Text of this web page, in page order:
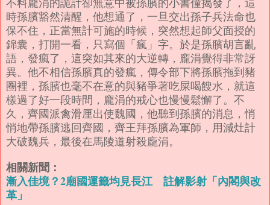
時孫臏豁然清醒，他想通了，一旦交出孫子兵法命也
保不住，正當無計可施的時候，突然想起師父面授的
錦囊，打開一看，只寫個「瘋」字。於是孫臏胡言亂
語，發瘋了，這突如其來的大逆轉，龐涓覺得非常訝
異。他不相信孫臏真的發瘋，傳令部下將孫臏拖到豬
圈裡，孫臏也毫不在意的與豬爭著吃屎喝餿水，就這
樣過了好一段時間，龐涓的戒心也慢慢鬆懈了。不
久，齊國派禽滑厘出使魏國，他聽到孫臏的消息，悄
悄地帶孫臏逃回齊國，齊王拜孫臏為軍師，用減灶計
大破魏兵，最後在馬陵道射殺龐涓。
相關新聞：
漸入佳境？2廟國運籤均見長江 註解影射「內閣與改
革」